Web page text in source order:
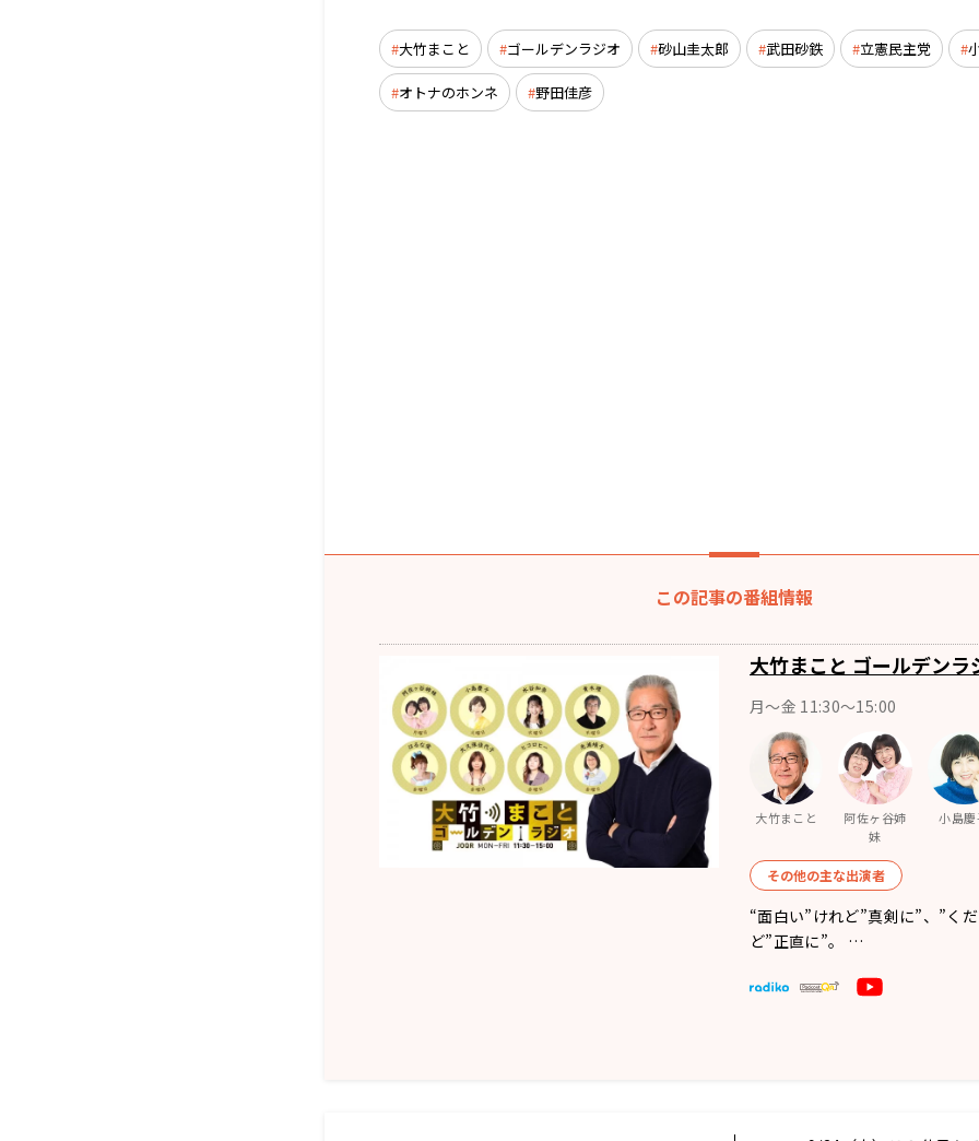
大竹まこと ゴールデンラジオ 砂山圭太郎 武田砂鉄 立憲民主党
オトナのホンネ 野田佳彦
この記事の番組情報
大竹まこと ゴールデンラ
月〜金 11:30～15:00
大竹まこと
阿佐ヶ谷姉
妹
小島
その他の主な出演者
“面白い”けれど”真剣に”、”く
ど”正直に”。 …